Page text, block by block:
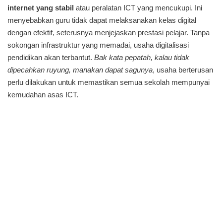
internet yang stabil atau peralatan ICT yang mencukupi. Ini
menyebabkan guru tidak dapat melaksanakan kelas digital
dengan efektif, seterusnya menjejaskan prestasi pelajar. Tanpa
sokongan infrastruktur yang memadai, usaha digitalisasi
pendidikan akan terbantut. Bak kata pepatah, kalau tidak
dipecahkan ruyung, manakan dapat sagunya, usaha berterusan
perlu dilakukan untuk memastikan semua sekolah mempunyai
kemudahan asas ICT.